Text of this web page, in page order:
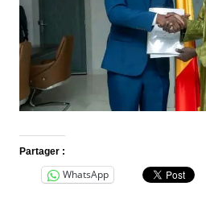
Partager :
WhatsApp